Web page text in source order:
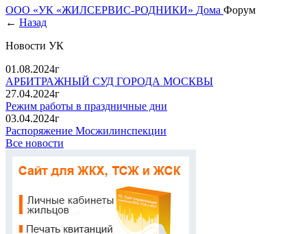
ООО «УК «ЖИЛСЕРВИС-РОДНИКИ» Дома Форум
← Назад
Новости УК
01.08.2024г
АРБИТРАЖНЫЙ СУД ГОРОДА МОСКВЫ
27.04.2024г
Режим работы в праздничные дни
03.04.2024г
Распоряжение Мосжилинспекции
Все новости